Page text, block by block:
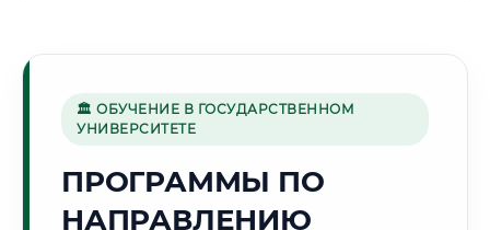
специальности"
Стоимость по программам обучения "Судебная экспертиза"
Стоимость по программам обучения "Экспертиза"
🏛 ОБУЧЕНИЕ В ГОСУДАРСТВЕННОМ
УНИВЕРСИТЕТЕ
ПРОГРАММЫ ПО
НАПРАВЛЕНИЮ